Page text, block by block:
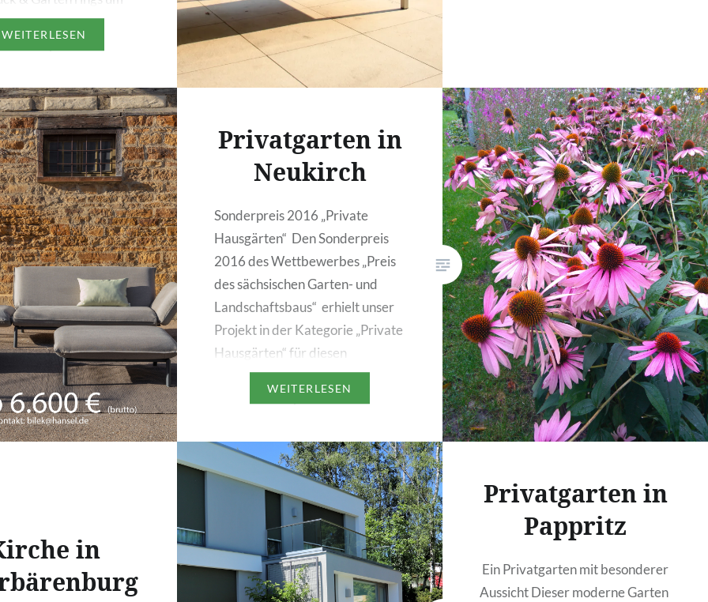
eingedecktem
und ergeben
wundervolles
Die Einfassung und
entstanden…
WEITERLESEN
Privatgarten in
Neukirch
Sonderpreis 2016 „Private
Hausgärten“ Den Sonderpreis
2016 des Wettbewerbes „Preis
des sächsischen Garten- und
Landschaftsbaus“ erhielt unser
Projekt in der Kategorie „Private
Hausgärten“ für diesen
exklusiven Privatgarten. Das
Gliederung in mehrer
Einzelbereiche, die überwiegend
neben und hinter dem Wohnhaus
BeherrschendeAusstattung ist
hier der überdachte Pavillon in…
WEITERLESEN
in
Privatgarten in
Pappritz
Ein Privatgarten mit besonderer
Aussicht Dieser moderne Garten